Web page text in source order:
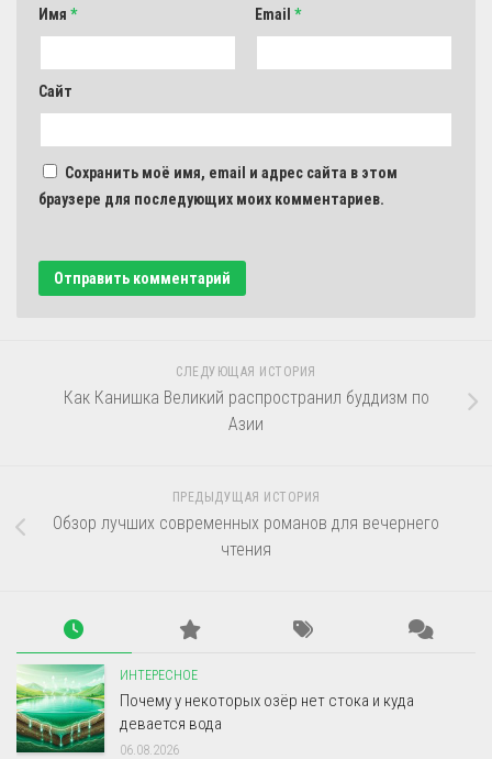
Имя * Email *
Сайт
Сохранить моё имя, email и адрес сайта в этом
браузере для последующих моих комментариев.
СЛЕДУЮЩАЯ ИСТОРИЯ
Как Канишка Великий распространил буддизм по
Азии
ПРЕДЫДУЩАЯ ИСТОРИЯ
Обзор лучших современных романов для вечернего
чтения
ИНТЕРЕСНОЕ
Почему у некоторых озёр нет стока и куда
девается вода
06.08.2026